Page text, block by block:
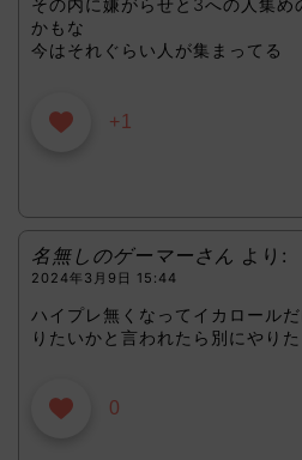
その内に嫌がらせと3への人集め
かもな
今はそれぐらい人が集まってる
+1
名無しのゲーマーさん より:
2024年3月9日 15:44
ハイプレ無くなってイカロール
りたいかと言われたら別にやり
0